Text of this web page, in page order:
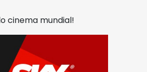
cinema mundial!